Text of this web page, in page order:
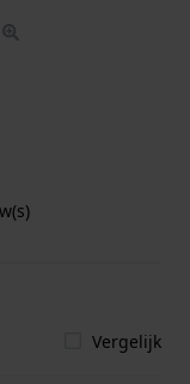
Vergelijk